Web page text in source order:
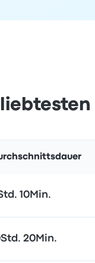
10Min.
20Min.